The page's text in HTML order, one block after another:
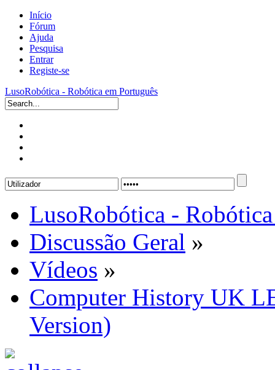
Início
Fórum
Ajuda
Pesquisa
Entrar
Registe-se
LusoRobótica - Robótica em Português
LusoRobótica -
Discussão Geral »
Vídeos »
Computer History UK
Version)